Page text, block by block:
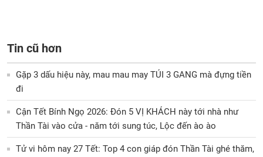
Tin cũ hơn
Gặp 3 dấu hiệu này, mau mau may TÚI 3 GANG mà đựng tiền
đi
Cận Tết Bính Ngọ 2026: Đón 5 VỊ KHÁCH này tới nhà như
Thần Tài vào cửa - năm tới sung túc, Lộc đến ào ào
Tử vi hôm nay 27 Tết: Top 4 con giáp đón Thần Tài ghé thăm,